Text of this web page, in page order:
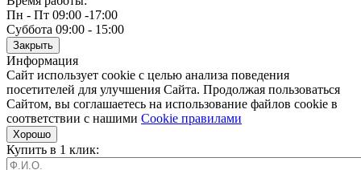
Пн - Пт 09:00 -17:00
Суббота 09:00 - 15:00
Закрыть
Информация
Сайт использует cookie с целью анализа поведения
посетителей для улучшения Сайта. Продолжая пользоваться
Сайтом, вы соглашаетесь на использование файлов cookie в
соответствии с нашими Cookiе правилами
Хорошо
Купить в 1 клик: